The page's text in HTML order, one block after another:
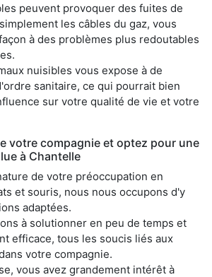
peuvent provoquer des fuites de
les câbles du gaz, vous
à des problèmes plus redoutables
nuisibles vous expose à de
sanitaire, ce qui pourrait bien
sur votre qualité de vie et votre
votre compagnie et optez pour une
à Chantelle
de votre préoccupation en
et souris, nous nous occupons d'y
adaptées.
à solutionner en peu de temps et
efficace, tous les soucis liés aux
votre compagnie.
vous avez grandement intérêt à